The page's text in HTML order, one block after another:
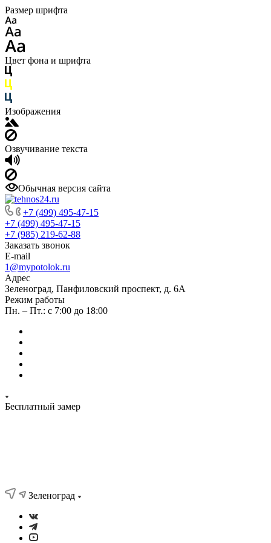
Размер шрифта
Цвет фона и шрифта
Изображения
Озвучивание текста
Обычная версия сайта
+7 (499) 495-47-15
+7 (499) 495-47-15
+7 (985) 219-62-88
Заказать звонок
E-mail
1@mypotolok.ru
Адрес
Зеленоград, Панфиловский проспект, д. 6А
Режим работы
Пн. – Пт.: с 7:00 до 18:00
Бесплатный замер
Зеленоград